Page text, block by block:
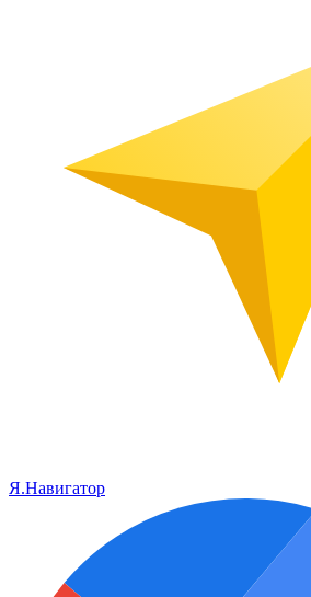
Я.Навигатор